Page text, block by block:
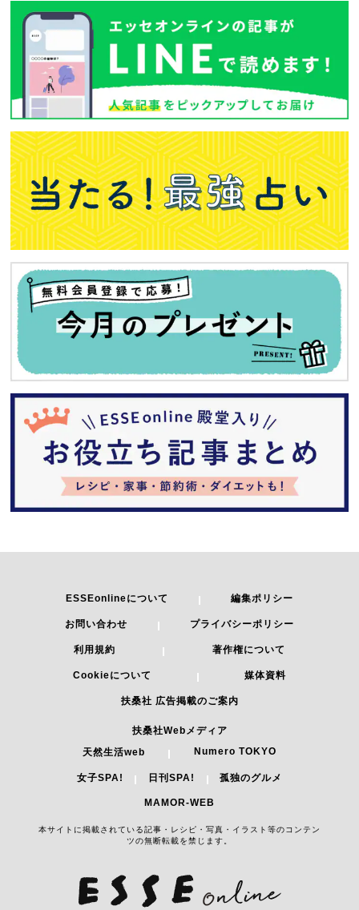
ESSEonlineについて 編集ポリシー
お問い合わせ プライバシーポリシー
利用規約 著作権について
Cookieについて 媒体資料
扶桑社 広告掲載のご案内
扶桑社Webメディア
天然生活web
Numero TOKYO
女子SPA! 日刊SPA! 孤独のグルメ
MAMOR-WEB
本サイトに掲載されている記事・レシピ・写真・イラスト等のコンテン
ツの無断転載を禁じます。